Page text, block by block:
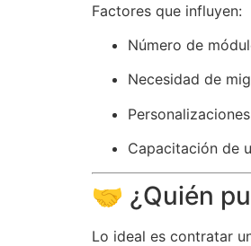
Factores que influyen:
Número de
Necesidad de
Capacitación de
🤝 ¿Quién
Lo ideal es contratar